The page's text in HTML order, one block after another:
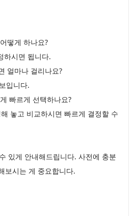
떻게 하나요?
하시면 됩니다.
얼마나 걸리나요?
입니다.
빠르게 선택하나요?
놓고 비교하시면 빠르게 결정할 수
있게 안내해드립니다. 사전에 충분
보시는 게 중요합니다.